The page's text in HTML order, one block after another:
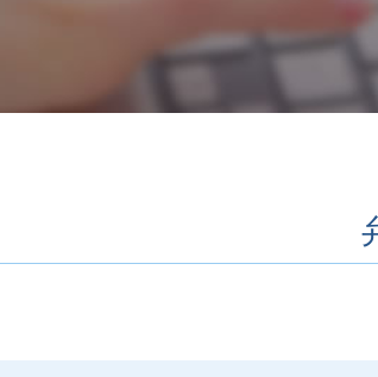
労働問
雇い止
労働問
労働問
労働問題
武蔵野
労働問